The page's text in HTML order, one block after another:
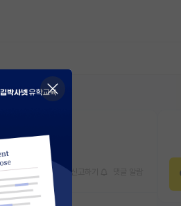
스크랩 신고하기